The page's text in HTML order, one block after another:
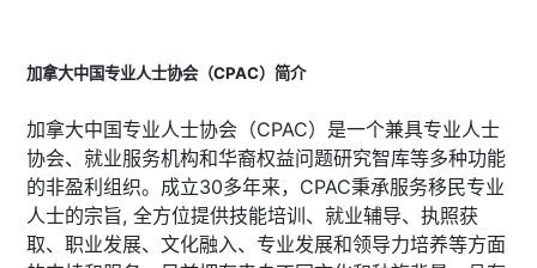
加拿大中国专业人士协会（CPAC）简介
加拿大中国专业人士协会（CPAC）是一个兼具专业人士
协会、就业服务机构和华裔权益问题研究智库等多种功能
的非盈利组织。成立30多年来，CPAC秉承服务移民专业
人士的宗旨, 全方位提供技能培训、就业辅导、执照获
取、职业发展、文化融入、专业发展和领导力培养等方面